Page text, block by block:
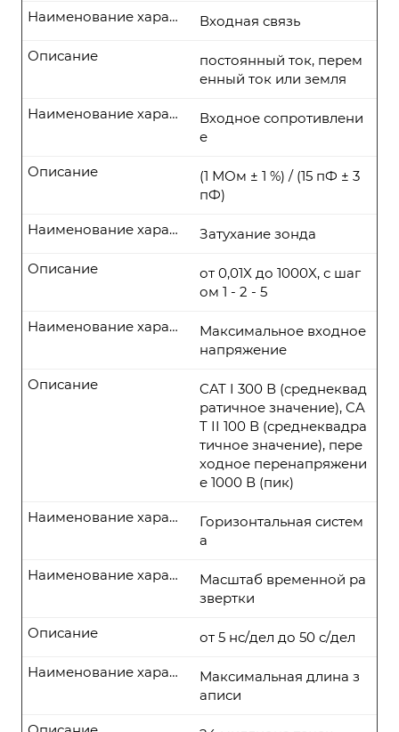
Входная связь
Наименование характеристики
постоянный ток, перем
енный ток или земля
Описание
Входное сопротивлени
е
Наименование характеристики
(1 МОм ± 1 %) / (15 пФ ± 3
пФ)
Описание
Затухание зонда
Наименование характеристики
от 0,01X до 1000X, с шаг
ом 1 - 2 - 5
Описание
Максимальное входное
напряжение
Наименование характеристики
CAT I 300 В (среднеквад
ратичное значение), CA
T II 100 В (среднеквадра
тичное значение), пере
ходное перенапряжени
е 1000 В (пик)
Описание
Горизонтальная систем
а
Наименование характеристики
Масштаб временной ра
звертки
Наименование характеристики
от 5 нс/дел до 50 с/дел
Описание
Максимальная длина з
аписи
Наименование характеристики